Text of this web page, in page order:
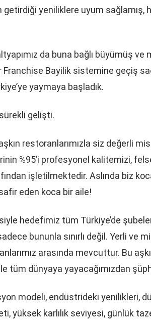
yeniliklere uyum sağlamış,
da buna bağlı büyümüş ve
Franchise Bayilik sistemine geçiş
yaymaya başladık.
gelişti.
restoranlarımızla siz değerli
%95’i profesyonel kalitemizi,
işletilmektedir. Aslında biz
eden koca bir aile!
hedefimiz tüm Türkiye’de
bununla sınırlı değil. Yerli ve
arasında mevcuttur. Bu
tüm dünyaya yayacağımızdan
modeli, endüstrideki yenilikleri,
yüksek karlılık seviyesi, günlük